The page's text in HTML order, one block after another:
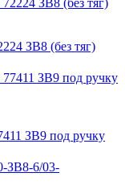
ЗВ8 (без тяг)
ЗВ9 под ручку